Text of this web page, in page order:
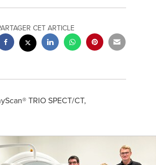
CET ARTICLE
TRIO SPECT/CT,